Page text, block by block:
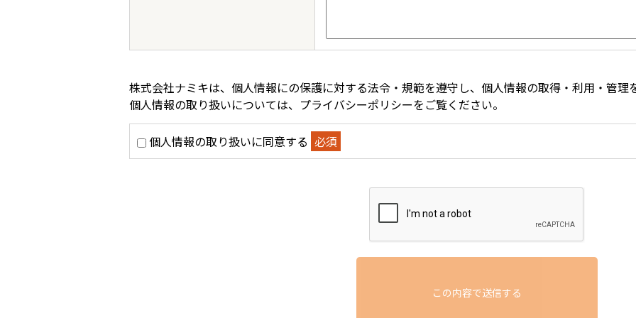
株式会社ナミキは、個人情報にの保護に対する法令・規範を遵守し、個人情報の取得・利用・管理
個人情報の取り扱いについては、 プライバシーポリシーをご覧ください。
個人情報の取り扱いに同意する 必須